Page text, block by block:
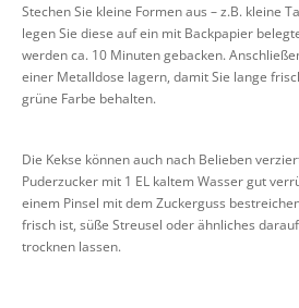
Stechen Sie kleine Formen aus – z.B. kleine
legen Sie diese auf ein mit Backpapier
werden ca. 10 Minuten gebacken.
einer Metalldose lagern, damit Sie lange
grüne Farbe behalten.
Die Kekse können auch nach Belieben
Puderzucker mit 1 EL kaltem Wasser gut
einem Pinsel mit dem Zuckerguss
frisch ist, süße Streusel oder ähnliches
trocknen lassen.